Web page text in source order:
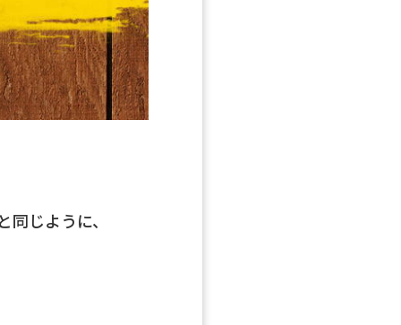
じように、